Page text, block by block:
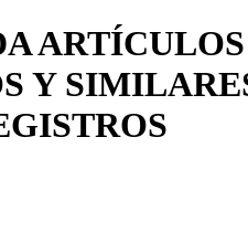
Y